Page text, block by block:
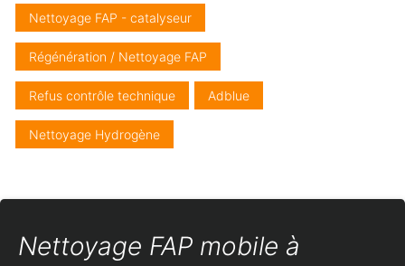
Nettoyage FAP - catalyseur
Régénération / Nettoyage FAP
Refus contrôle technique Adblue
Nettoyage Hydrogène
Nettoyage FAP mobile à